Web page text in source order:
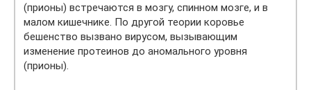
(прионы) встречаются в мозгу, спинном мозге, и в
малом кишечнике. По другой теории коровье
бешенство вызвано вирусом, вызывающим
изменение протеинов до аномального уровня
(прионы).